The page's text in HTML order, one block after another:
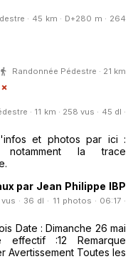
· 45 km · D+280 m · 264
Randonnée Pédestre · 21 km
· 11 km · 258 vus · 45 dl ·
et photos par ici :
notamment la trace
par Jean Philippe IBP
· 36 dl · 11 photos · 06:17 ·
Date : Dimanche 26 mai
effectif :12 Remarque
Avertissement Toutes les